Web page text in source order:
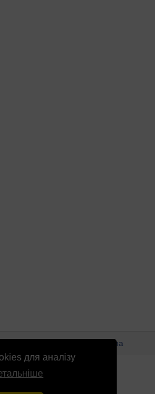
для аналізу
інформація
Реклама
patrioty.org.ua